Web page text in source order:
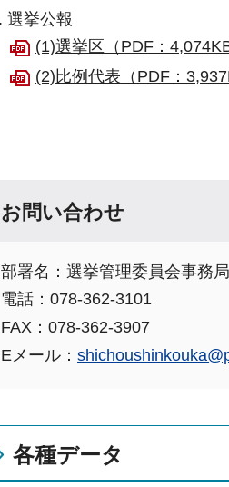
選挙公報
(1)選挙区（PDF：4,074KB
(2)比例代表（PDF：
お問い合わせ
部署名：選挙管理委員会事務局
電話：078-362-3101
FAX：078-362-3907
Eメール：
各種データ